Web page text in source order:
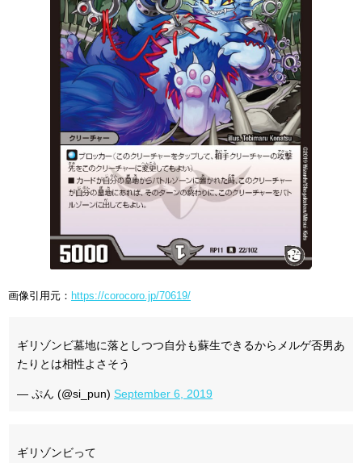
画像引用元： https://corocoro.jp/70619/
ギリゾンビ墓地に落としつつ自分も蘇生できるからメルゲ否男あ
たりとは相性よさそう
— ぷん (@si_pun) September 6, 2019
ギリゾンビって